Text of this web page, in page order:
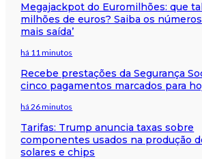
Megajackpot do Euromilhões: que tal
milhões de euros? Saiba os números
mais saída’
há 11 minutos
Recebe prestações da Segurança
cinco pagamentos marcados para
há 26 minutos
Tarifas: Trump anuncia taxas sobre
componentes usados na produção
solares e chips